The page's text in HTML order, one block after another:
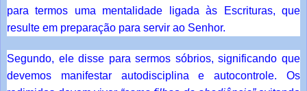
para termos uma mentalidade ligada às Escrituras, que
resulte em preparação para servir ao Senhor.
Segundo, ele disse para sermos sóbrios, significando que
devemos manifestar autodisciplina e autocontrole. Os